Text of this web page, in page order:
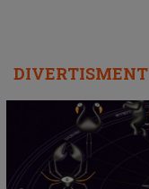
DIVERTISMENT